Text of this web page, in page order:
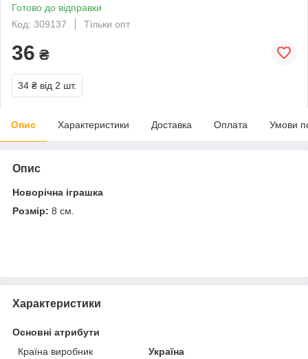
Готово до відправки
Код: 309137
Тільки опт
36 ₴
34 ₴ від 2 шт.
Опис Характеристики Доставка Оплата Умови
Опис
Новорічна іграшка
Розмір: 8 см.
Характеристики
Основні атрибути
Країна виробник
Україна